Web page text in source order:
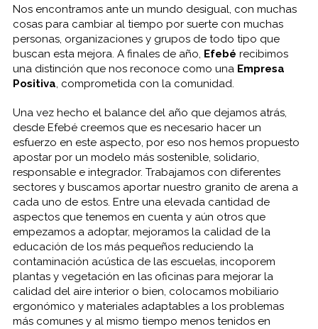
Nos encontramos ante un mundo desigual, con muchas
cosas para cambiar al tiempo por suerte con muchas
personas, organizaciones y grupos de todo tipo que
buscan esta mejora. A finales de año, Efebé recibimos
una distinción que nos reconoce como una Empresa
Positiva, comprometida con la comunidad.
Una vez hecho el balance del año que dejamos atrás,
desde Efebé creemos que es necesario hacer un
esfuerzo en este aspecto, por eso nos hemos propuesto
apostar por un modelo más sostenible, solidario,
responsable e integrador. Trabajamos con diferentes
sectores y buscamos aportar nuestro granito de arena a
cada uno de estos. Entre una elevada cantidad de
aspectos que tenemos en cuenta y aún otros que
empezamos a adoptar, mejoramos la calidad de la
educación de los más pequeños reduciendo la
contaminación acústica de las escuelas, incoporem
plantas y vegetación en las oficinas para mejorar la
calidad del aire interior o bien, colocamos mobiliario
ergonómico y materiales adaptables a los problemas
más comunes y al mismo tiempo menos tenidos en